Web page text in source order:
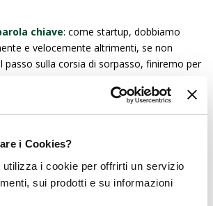
i Cookies?
utilizza i cookie per offrirti un servizio
sui prodotti e su informazioni
chiave: come startup, dobbiamo
e velocemente altrimenti, se non
passo sulla corsia di sorpasso, finiremo per
grazie a design freschi e nuovi
l’interesse dei consumatori. Infine, ma
se l’azienda prospera. Ciò potrebbe
di alto livello e / o stock option dei